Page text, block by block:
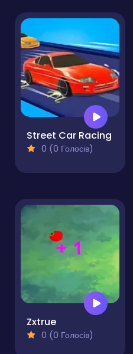
Street Car Racing
0 (0 Голосів)
Zxtrue
0 (0 Голосів)